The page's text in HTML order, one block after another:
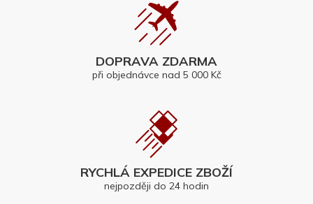
DOPRAVA ZDARMA
při objednávce nad 5 000 Kč
RYCHLÁ EXPEDICE ZBOŽÍ
nejpozději do 24 hodin